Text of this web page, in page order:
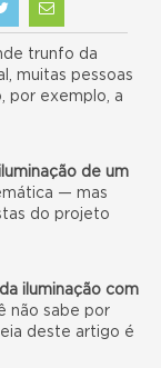
trunfo da
muitas pessoas
por exemplo, a
de um
— mas
do projeto
iluminação com
não sabe por
deste artigo é